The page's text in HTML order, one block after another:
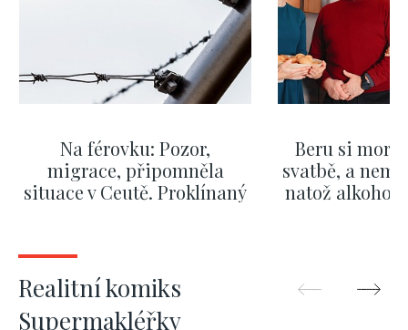
Na férovku: Pozor,
migrace, připomněla
situace v Ceutě. Proklínaný
Okamurova videa
Beru si
svatbě, a
natož alkohol.
Realitní komiks
Supermakléřky